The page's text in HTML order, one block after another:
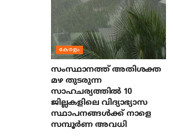
കേരളം
സംസ്ഥാനത്ത് അതിശക്ത
മഴ തുടരുന്ന
സാഹചര്യത്തിൽ 10
ജില്ലകളിലെ വിദ്യാഭ്യാസ
സ്ഥാപനങ്ങൾക്ക് നാളെ
സമ്പൂർണ അവധി